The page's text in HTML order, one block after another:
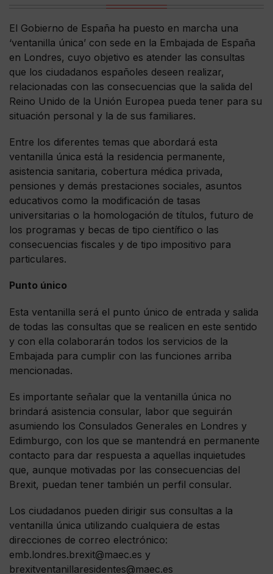
El Gobierno de España ha puesto en marcha una
‘ventanilla única’ con sede en la Embajada de España
en Londres, cuyo objetivo es atender las consultas
que los ciudadanos españoles deseen realizar,
relacionadas con las consecuencias que la salida del
Reino Unido de la Unión Europea pueda tener para su
situación personal y la de sus familiares.
Entre los diferentes temas que abordará esta
ventanilla única está la residencia permanente,
asistencia sanitaria, cobertura médica privada,
pensiones y demás prestaciones sociales, asuntos
educativos como la modificación de tasas
universitarias o la homologación de títulos, futuro de
los programas y becas de tipo científico o las
consecuencias fiscales y de tipo impositivo para
particulares.
Punto único
Esta ventanilla será el punto único de entrada y salida
de todas las consultas que se realicen en este sentido
y con ella colaborarán todos los servicios de la
Embajada para cumplir con las funciones arriba
mencionadas.
Es importante señalar que la ventanilla única no
brindará asistencia consular, labor que seguirán
asumiendo los Consulados Generales en Londres y
Edimburgo, con los que se mantendrá en permanente
contacto para dar respuesta a aquellas inquietudes
que, aunque motivadas por las consecuencias del
Brexit, puedan tener también un perfil consular.
Los ciudadanos pueden dirigir sus consultas a la
ventanilla única utilizando cualquiera de estas
direcciones de correo electrónico:
emb.londres.brexit@maec.es y
brexitventanillaresidentes@maec.es